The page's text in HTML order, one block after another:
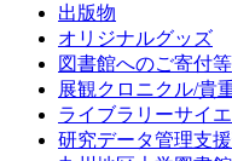
出版物
オリジナルグッズ
図書館へのご寄付等
展観クロニクル/貴
ライブラリーサイ
研究データ管理支